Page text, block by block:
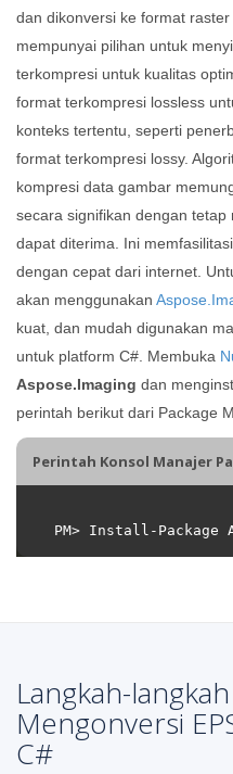
dan dikonversi ke format
mempunyai pilihan untuk
terkompresi untuk kualitas
format terkompresi lossless
konteks tertentu, seperti
format terkompresi lossy.
kompresi data gambar
secara signifikan dengan
dapat diterima. Ini
dengan cepat dari internet.
akan menggunakan
kuat, dan mudah digunakan
untuk platform C#. Membuka
Aspose.Imaging dan
perintah berikut dari Package
Perintah Konsol Manajer
Langkah-
Mengonversi
C#